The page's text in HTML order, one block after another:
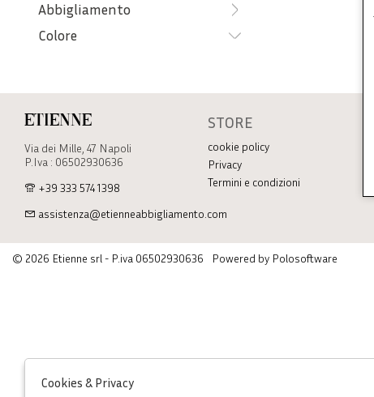
Abbigliamento
Colore
Etienne
Via dei Mille, 47 Napoli
P.Iva : 06502930636
+39 333 574 1398
assistenza@etienneabbigliamento.com
STORE
cookie policy
Privacy
Termini e condizioni
© 2026 Etienne srl - P.iva 06502930636 Powered by Polosoftware
Cookies & Privacy